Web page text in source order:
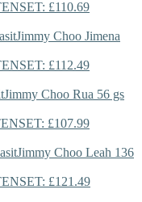
£110.69
Jimmy Choo Jimena
£112.49
Jimmy Choo Rua 56 gs
£107.99
Jimmy Choo Leah 136
£121.49